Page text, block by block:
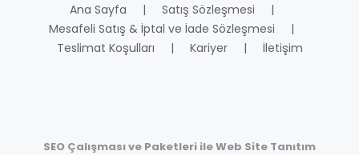
Ana Sayfa
Satış Sözleşmesi
Mesafeli Satış & İptal ve İade Sözleşmesi
Teslimat Koşulları
Kariyer İletişim
SEO Çalışması ve Paketleri ile Web Site Tanıtım